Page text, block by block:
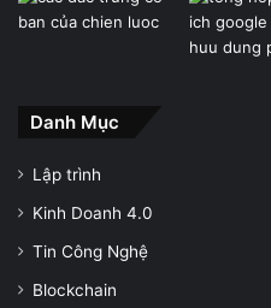
Danh Mục
Lập trình
Kinh Doanh 4.0
Tin Công Nghệ
Blockchain